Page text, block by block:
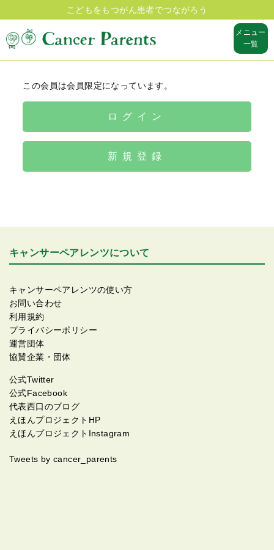
こどもをもつがん患者でつながろう
メニュー
一覧
この会員は会員限定になっています。
ログイン
新規登録
キャンサーペアレンツについて
キャンサーペアレンツの使い方
お問い合わせ
利用規約
プライバシーポリシー
運営団体
協賛企業・団体
公式Twitter
公式Facebook
代表西口のブログ
えほんプロジェクトHP
えほんプロジェクトInstagram
Tweets by cancer_parents